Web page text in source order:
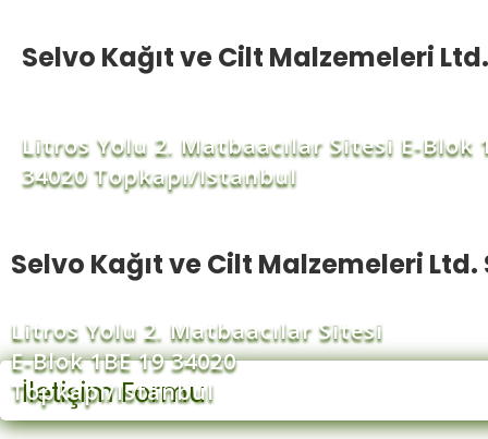
Selvo Kağıt ve Cilt Malzemeleri
Litros Yolu 2. Matbaacılar Sitesi E-Blok
34020 Topkapı/Istanbul
İletişim Formu
Selvo Kağıt ve Cilt Malzemeleri Ltd.
Litros Yolu 2. Matbaacılar Sitesi
E-Blok 1BE 19 34020
Topkapı/Istanbul